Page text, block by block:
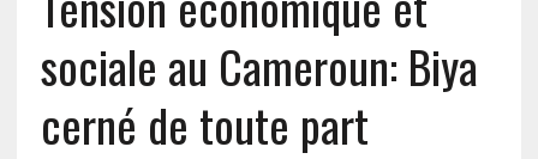
sociale au Cameroun: Biya
cerné de toute part